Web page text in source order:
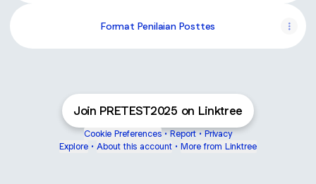
Format Penilaian Posttes
Join PRETEST2025 on Linktree
Cookie Preferences • Report • Privacy
Explore • About this account • More from Linktree